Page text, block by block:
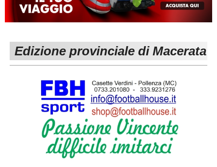
MACERATA
Carica la tua Rosa
ECCELLENZA
1^ CATEGORIA
3^ CATEGORIA
GIOVANILI
REGIONALI
Edizione provinciale di Macerata